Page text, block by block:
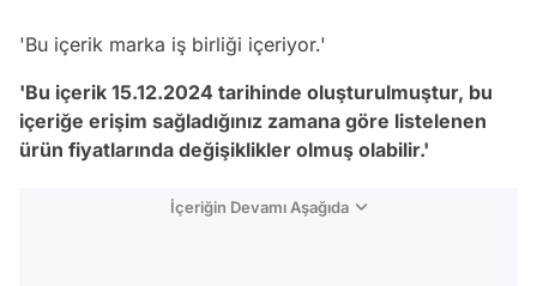
'Bu içerik marka iş birliği içeriyor.'
'Bu içerik 15.12.2024 tarihinde oluşturulmuştur, bu
içeriğe erişim sağladığınız zamana göre listelenen
ürün fiyatlarında değişiklikler olmuş olabilir.'
İçeriğin Devamı Aşağıda